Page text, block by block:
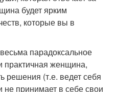
будет ярким
которые вы в
парадоксальное
практичная женщина,
решения (т.е. ведет себя
не принимает в себе свои